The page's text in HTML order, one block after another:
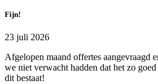
Fijn!
23 juli 2026
Afgelopen maand offertes aangevraagd
we niet verwacht hadden dat het zo
dit bestaat!